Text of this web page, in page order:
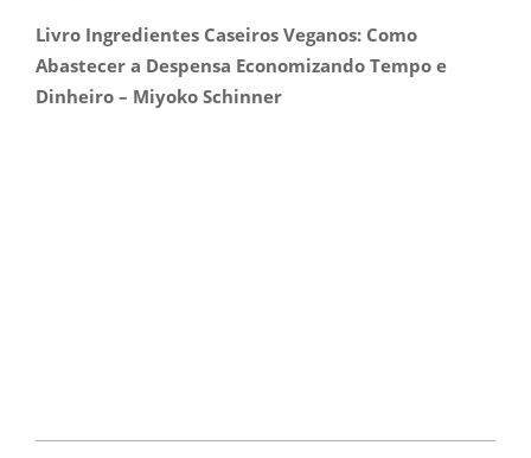
Livro Ingredientes Caseiros Veganos: Como
Abastecer a Despensa Economizando Tempo e
Dinheiro – Miyoko Schinner